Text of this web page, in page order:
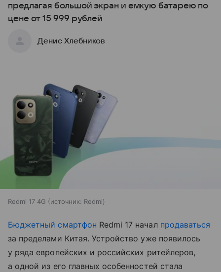
предлагая большой экран и емкую батарею по
цене от 15 999 рублей
Денис Хлебников
Redmi 17 4G источник: Redmi
Бюджетный смартфон Redmi 17 начал продаваться
за пределами Китая. Устройство уже появилось
у ряда европейских и российских ритейлеров,
а одной из его главных особенностей стала